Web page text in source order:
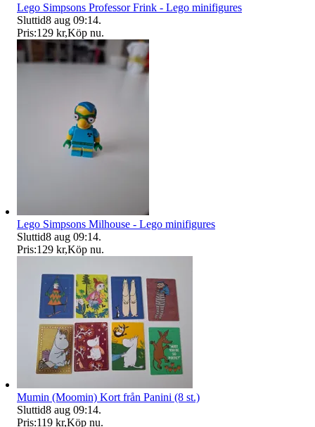
Lego Simpsons Professor Frink - Lego minifigures
Sluttid8 aug 09:14.
Pris:129 kr,Köp nu.
Lego Simpsons Milhouse - Lego minifigures
Sluttid8 aug 09:14.
Pris:129 kr,Köp nu.
Mumin (Moomin) Kort från Panini (8 st.)
Sluttid8 aug 09:14.
Pris:119 kr,Köp nu.